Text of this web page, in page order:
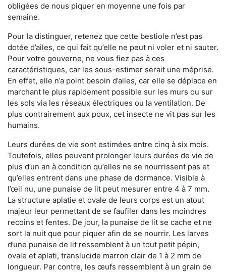
obligées de nous piquer en moyenne une fois par
semaine.
Pour la distinguer, retenez que cette bestiole n’est pas
dotée d’ailes, ce qui fait qu’elle ne peut ni voler et ni sauter.
Pour votre gouverne, ne vous fiez pas à ces
caractéristiques, car les sous-estimer serait une méprise.
En effet, elle n’a point besoin d’ailes, car elle se déplace en
marchant le plus rapidement possible sur les murs ou sur
les sols via les réseaux électriques ou la ventilation. De
plus contrairement aux poux, cet insecte ne vit pas sur les
humains.
Leurs durées de vie sont estimées entre cinq à six mois.
Toutefois, elles peuvent prolonger leurs durées de vie de
plus d’un an à condition qu’elles ne se nourrissent pas et
qu’elles entrent dans une phase de dormance. Visible à
l’œil nu, une punaise de lit peut mesurer entre 4 à 7 mm.
La structure aplatie et ovale de leurs corps est un atout
majeur leur permettant de se faufiler dans les moindres
recoins et fentes. De jour, la punaise de lit se cache et ne
sort la nuit que pour piquer afin de se nourrir. Les larves
d’une punaise de lit ressemblent à un tout petit pépin,
ovale et aplati, translucide marron clair de 1 à 2 mm de
longueur. Par contre, les œufs ressemblent à un grain de